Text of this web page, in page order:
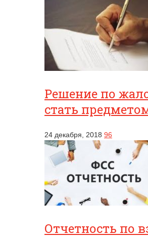
Решение по
стать
24 декабря, 2018 96
Отчетность по